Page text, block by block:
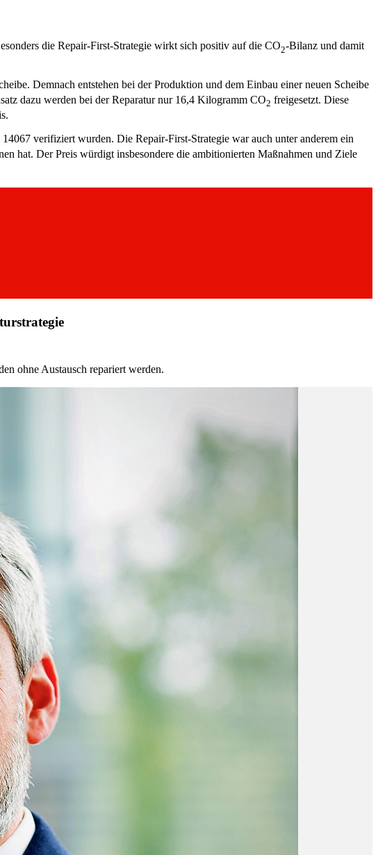
die Repair-First-Strategie wirkt sich positiv auf die CO2-Bilanz und damit
Demnach entstehen bei der Produktion und dem Einbau einer neuen Scheibe
dazu werden bei der Reparatur nur 16,4 Kilogramm CO2 freigesetzt. Diese
verifiziert wurden. Die Repair-First-Strategie war auch unter anderem ein
hat. Der Preis würdigt insbesondere die ambitionierten Maßnahmen und Ziele
ohne Austausch repariert werden.